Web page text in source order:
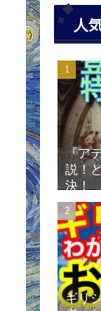
人
『ア
説！
決！
ギリ